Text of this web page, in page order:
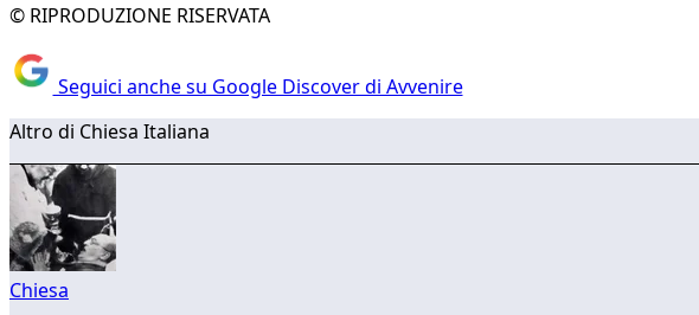
© RIPRODUZIONE RISERVATA
Seguici anche su Google Discover di Avvenire
Altro di Chiesa Italiana
Chiesa